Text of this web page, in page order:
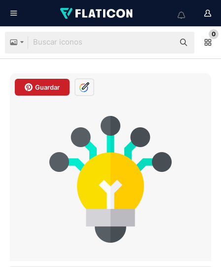
0
Guardar